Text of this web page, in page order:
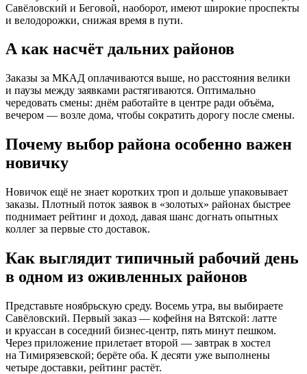
Савёловский и Беговой, наоборот, имеют широкие проспекты
и велодорожки, снижая время в пути.
А как насчёт дальних районов
Заказы за МКАД оплачиваются выше, но расстояния велики
и паузы между заявками растягиваются. Оптимально
чередовать смены: днём работайте в центре ради объёма,
вечером — возле дома, чтобы сократить дорогу после смены.
Почему выбор района особенно важен
новичку
Новичок ещё не знает коротких троп и дольше упаковывает
заказы. Плотный поток заявок в «золотых» районах быстрее
поднимает рейтинг и доход, давая шанс догнать опытных
коллег за первые сто доставок.
Как выглядит типичный рабочий день
в одном из оживленных районов
Представьте ноябрьскую среду. Восемь утра, вы выбираете
Савёловский. Первый заказ — кофейня на Вятской: латте
и круассан в соседний бизнес‑центр, пять минут пешком.
Через приложение прилетает второй — завтрак в хостел
на Тимирязевской; берёте оба. К десяти уже выполнены
четыре доставки, рейтинг растёт.